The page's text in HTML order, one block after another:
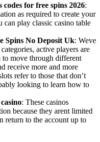
codes for free spins 2026:
as required to create your
play classic casino table
Spins No Deposit Uk: Weve
active players are
move through different
receive more and more
refer to those that don’t
looking to learn how to
: These casinos
because they arent limited
return to the account up to